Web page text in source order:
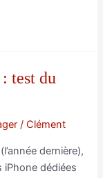
test du
/Clément
dernière),
iPhone dédiées